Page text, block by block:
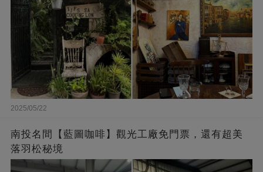
2025/05/22
南投名間【藍圖咖啡】觀光工廠免門票，還有超美
落羽松秘境